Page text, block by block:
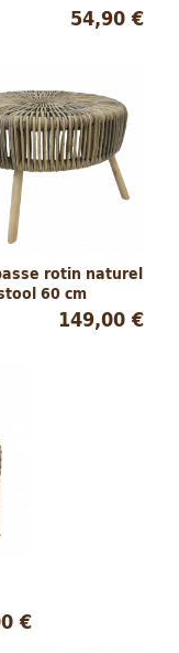
54,90 €
rotin naturel
60 cm
149,00 €
€